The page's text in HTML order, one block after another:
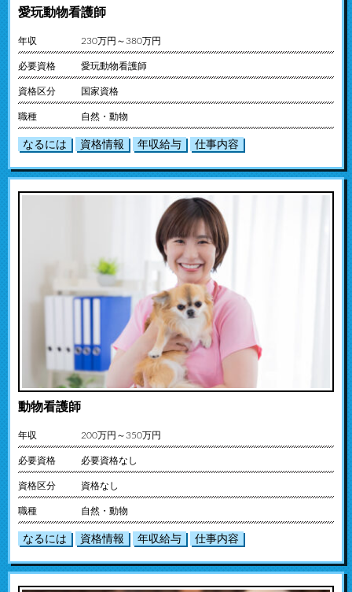
愛玩動物看護師
年収 230万円～380万円
必要資格 愛玩動物看護師
資格区分 国家資格
職種 自然・動物
なるには 資格情報 年収給与 仕事内容
動物看護師
年収 200万円～350万円
必要資格 必要資格なし
資格区分 資格なし
職種 自然・動物
なるには 資格情報 年収給与 仕事内容